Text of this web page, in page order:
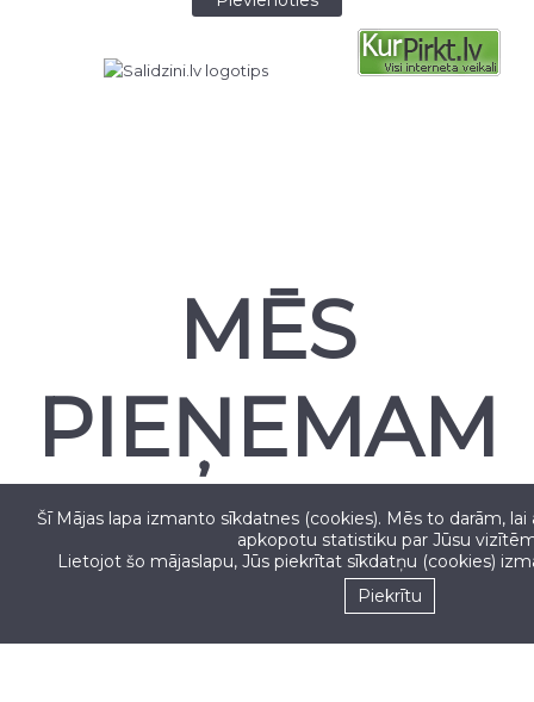
MĒS
PIEŅEMAM
Seko mums
Šī Mājas lapa izmanto sīkdatnes (cookies). Mēs to darām,
apkopotu statistiku par Jūsu
Lietojot šo mājaslapu, Jūs piekrītat sīkdatņu (cookies)
Piekrītu